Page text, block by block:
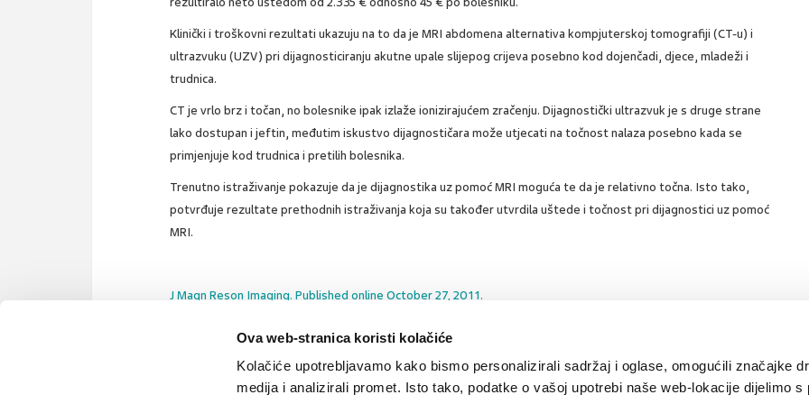
Ova web-stranica koristi kolačiće
Kolačiće upotrebljavamo kako bismo personalizirali sadržaj i oglase, omogućili značajke
medija i analizirali promet. Isto tako, podatke o vašoj upotrebi naše web-lokacije dijelimo s
Klinički i troškovni rezultati ukazuju na to da je MRI abdomena alternativa kompjuterskoj tomografiji (CT-u) i
ultrazvuku (UZV) pri dijagnosticiranju akutne upale slijepog crijeva posebno kod dojenčadi, djece, mladeži i
trudnica.
CT je vrlo brz i točan, no bolesnike ipak izlaže ionizirajućem zračenju. Dijagnostički ultrazvuk je s druge strane
lako dostupan i jeftin, međutim iskustvo dijagnostičara može utjecati na točnost nalaza posebno kada se
primjenjuje kod trudnica i pretilih bolesnika.
Trenutno istraživanje pokazuje da je dijagnostika uz pomoć MRI moguća te da je relativno točna. Isto tako,
potvrđuje rezultate prethodnih istraživanja koja su također utvrdila uštede i točnost pri dijagnostici uz pomoć
MRI.
J Magn Reson Imaging. Published online October 27, 2011.
sljepo crijevo crvuljak upala mr
SVIĐA
MI SE
0